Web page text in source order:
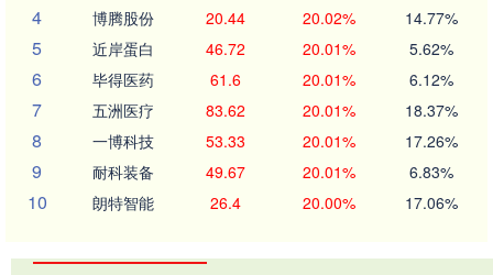
4 博腾股份 20.44 20.02% 14.77%
5 近岸蛋白 46.72 20.01% 5.62%
6 毕得医药 61.6 20.01% 6.12%
7 五洲医疗 83.62 20.01% 18.37%
8 一博科技 53.33 20.01% 17.26%
9 耐科装备 49.67 20.01% 6.83%
10 朗特智能 26.4 20.00% 17.06%